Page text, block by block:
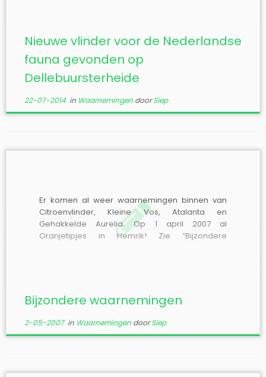
Nieuwe vlinder voor de Nederlandse
fauna gevonden op
Dellebuursterheide
22-07-2014in Waarnemingen doorSiep
Er komen al weer waarnemingen binnen van
Citroenvlinder, Kleine Vos, Atalanta en
Gehakkelde Aurelia. Op 1 april 2007 al
Oranjetipjes in Hemrik! Zie “Bijzondere
Bijzondere waarnemingen
2-05-2007in Waarnemingen doorSiep